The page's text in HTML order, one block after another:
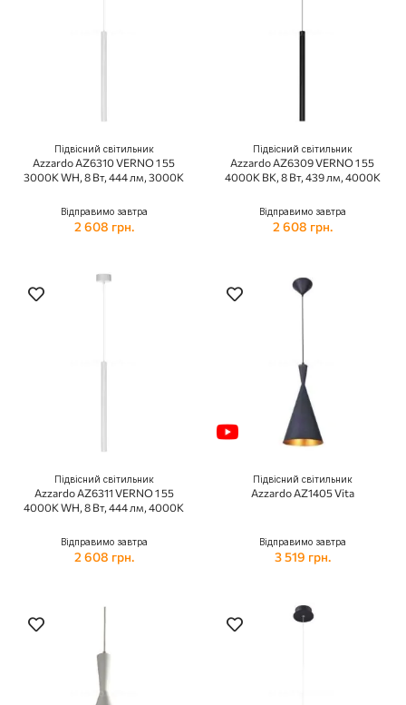
Підвісний світильник
Azzardo AZ6310 VERNO 1 55
3000K WH, 8 Вт, 444 лм, 3000К
Відправимо завтра
2 608 грн.
Підвісний світильник
Azzardo AZ6309 VERNO 1 55
4000K BK, 8 Вт, 439 лм, 4000К
Відправимо завтра
2 608 грн.
Підвісний світильник
Azzardo AZ6311 VERNO 1 55
4000K WH, 8 Вт, 444 лм, 4000К
Відправимо завтра
2 608 грн.
Підвісний світильник
Azzardo AZ1405 Vita
Відправимо завтра
3 519 грн.